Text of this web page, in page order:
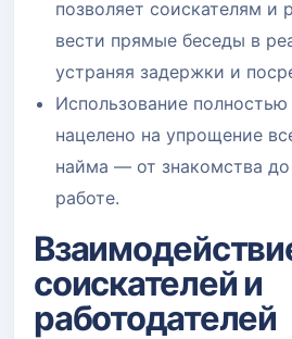
позволяет соискателям и
вести прямые беседы в
устраняя задержки и
Использование полностью
нацелено на упрощение
найма — от знакомства
работе.
соискателей и
работодателей